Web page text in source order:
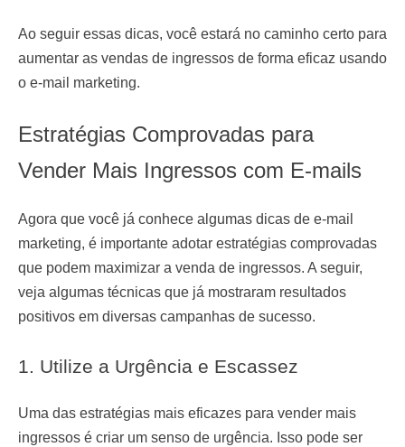
Ao seguir essas dicas, você estará no caminho certo para
aumentar as vendas de ingressos de forma eficaz usando
o e-mail marketing.
Estratégias Comprovadas para
Vender Mais Ingressos com E-mails
Agora que você já conhece algumas dicas de e-mail
marketing, é importante adotar estratégias comprovadas
que podem maximizar a venda de ingressos. A seguir,
veja algumas técnicas que já mostraram resultados
positivos em diversas campanhas de sucesso.
1. Utilize a Urgência e Escassez
Uma das estratégias mais eficazes para vender mais
ingressos é criar um senso de urgência. Isso pode ser